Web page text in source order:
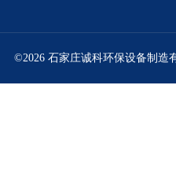
©2026 石家庄诚科环保设备制造